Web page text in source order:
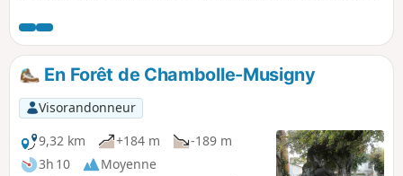
En Forêt de Chambolle-Musigny
Visorandonneur
9,32 km
+184 m
-189 m
3h 10
Moyenne